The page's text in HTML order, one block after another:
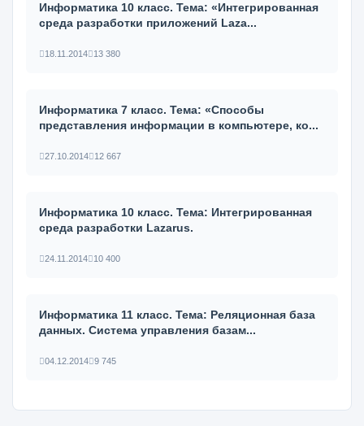
Информатика 10 класс. Тема: «Интегрированная
среда разработки приложений Laza...
18.11.2014 13 380
Информатика 7 класс. Тема: «Способы
представления информации в компьютере, ко...
27.10.2014 12 667
Информатика 10 класс. Тема: Интегрированная
среда разработки Lazarus.
24.11.2014 10 400
Информатика 11 класс. Тема: Реляционная база
данных. Система управления базам...
04.12.2014 9 745